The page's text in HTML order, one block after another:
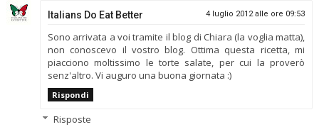
Italians Do Eat Better 4 luglio 2012 alle ore 09:53
Sono arrivata a voi tramite il blog di Chiara (la voglia matta),
non conoscevo il vostro blog. Ottima questa ricetta, mi
piacciono moltissimo le torte salate, per cui la proverò
senz'altro. Vi auguro una buona giornata :)
Rispondi
Risposte